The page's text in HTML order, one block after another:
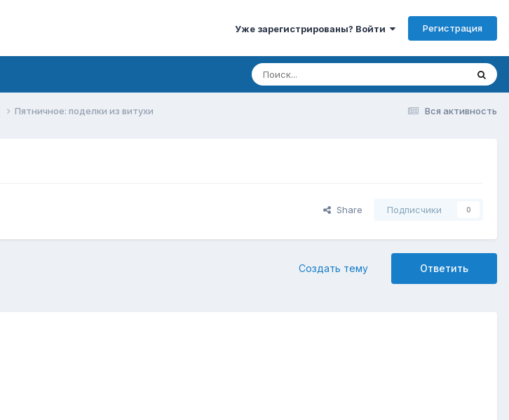
Уже зарегистрированы? Войти Регистрация
Вся активность
Пятничное: поделки из витухи
Share Подписчики 0
Ответить
Создать тему